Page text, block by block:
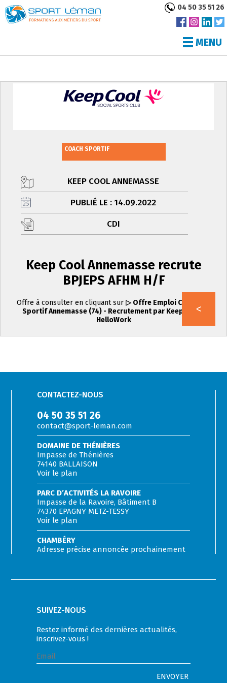
04 50 35 51 26
MENU
COACH SPORTIF
KEEP COOL ANNEMASSE
PUBLIÉ LE : 14.09.2022
CDI
Keep Cool Annemasse recrute
BPJEPS AFHM H/F
Offre à consulter en cliquant sur ▷ Offre Emploi CDI Coach
Sportif Annemasse (74) - Recrutement par Keep Cool |
HelloWork
CONTACTEZ-NOUS
04 50 35 51 26
contact@sport-leman.com
DOMAINE DE THÉNIÈRES
Impasse de Thénières
74140 BALLAISON
Voir le plan
PARC D’ACTIVITÉS LA RAVOIRE
Impasse de la Ravoire, Bâtiment B
74370 EPAGNY METZ-TESSY
Voir le plan
CHAMBÉRY
Adresse précise annoncée prochainement
SUIVEZ-NOUS
Restez informé des dernières actualités,
inscrivez-vous !